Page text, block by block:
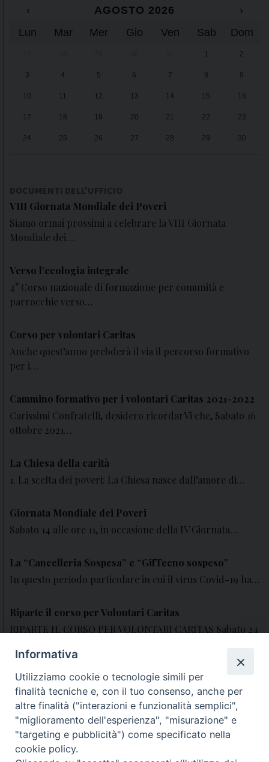
‹
AGOSTO 2026
›
Lun
Mar Mer Gio Ven Sab Dom
1 2
3 4 5 6 7 8 9
10 11 12 13 14 15 16
17 18 19 20 21 22 23
24 25 26 27 28 29 30
DOCUMENTI DELL'UFFICIO
VIII Giornata Mondiale dei Poveri
Siamo ormai prossimi a celebrare la VIII Giornata
Mondiale dei…
Verso l’ecologia integrale
4° Corso nazionale di formazione per comunità e
parrocchie verso…
Corso per volontari Caritas
Anche quest’anno prebderà il via il percorso formativo
per i…
Cammino formativo per i volontari Caritas 2021-2022
Carissimi Confratelli, desidero ricordarVi che, Sabato 16
ottobre 2021…
La Chiesa della carità
1. La scelta dei poveri: La Chiesa nasce dall’amore di…
Giornata Mondiale dei Poveri
Sabato 14 alle ore 11, in occasione della IV Giornata…
La “Cancelleria Sospesa” e “GifTecno sospeso”
In questo periodo particolare in cui il virus Covid-19 ha…
Riparte il corso per Volontari Caritas
RIPARTE IL CORSO PER VOLONTARI CARITAS Sabato 24
Corso formazione 2009
Corso Caritas per volontari 2009…
Indagine conoscitiva
Questionario conoscitivo sulle attività caritative
diocesane…
Informativa
Utilizziamo cookie o tecnologie simili per
finalità tecniche e, con il tuo consenso, anche per
altre finalità ("interazioni e funzionalità semplici",
"miglioramento dell'esperienza", "misurazione" e
"targeting e pubblicità") come specificato nella
cookie policy.